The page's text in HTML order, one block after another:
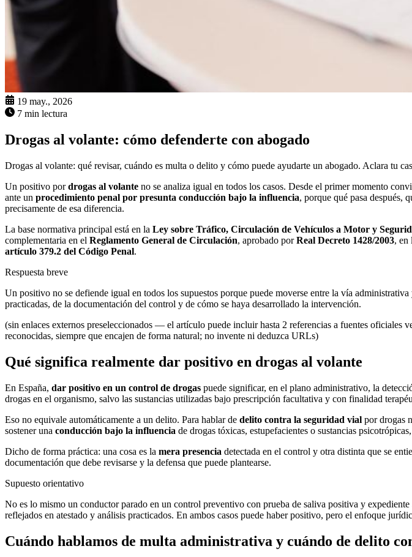
19 may., 2026
7 min lectura
Drogas al volante: cómo defenderte con abogado
Drogas al volante: qué revisar, cuándo es multa o delito y cómo puede ayudarte un abogado. Aclara tu
Un positivo pordrogas al volante no se analiza igual en todos los casos. Desde el primer momento
ante un procedimiento penal por presunta conducción bajo la influencia, porque qué pasa después,
precisamente de esa diferencia.
La base normativa principal está en la Ley sobre Tráfico, Circulación de Vehículos a Motor y
complementaria en el Reglamento General de Circulación, aprobado porReal Decreto 1428/2003, en
artículo 379.2 del Código Penal.
Respuesta breve
Un positivo no se defiende igual en todos los supuestos porque puede moverse entre la vía
practicadas, de la documentación del control y de cómo se haya desarrollado la intervención.
(sin enlaces externos preseleccionados — el artículo puede incluir hasta 2 referencias a fuentes
reconocidas, siempre que encajen de forma natural; no invente ni deduzca URLs)
Qué significa realmente dar positivo en drogas al volante
En España, dar positivo en un control de drogas puede significar, en el plano administrativo, la
drogas en el organismo, salvo las sustancias utilizadas bajo prescripción facultativa y con finalidad
Eso no equivale automáticamente a un delito. Para hablar de delito contra la seguridad vial por drogas
sostener una conducción bajo la influencia de drogas tóxicas, estupefacientes o sustancias
Dicho de forma práctica: una cosa es la mera presencia detectada en el control y otra distinta que se
documentación que debe revisarse y la defensa que puede plantearse.
Supuesto orientativo
No es lo mismo un conductor parado en un control preventivo con prueba de saliva positiva y
reflejados en atestado y análisis practicados. En ambos casos puede haber positivo, pero el enfoque
Cuándo hablamos de multa administrativa y cuándo de delito